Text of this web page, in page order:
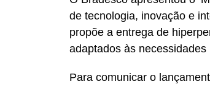
de tecnologia, inovação e
propõe a entrega de
adaptados às
Para comunicar o